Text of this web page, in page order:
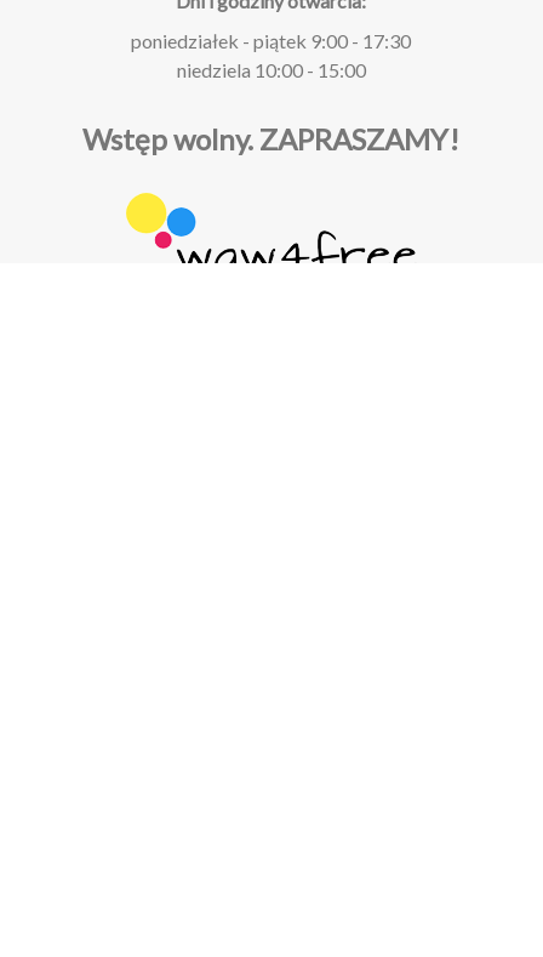
poniedziałek - piątek 9:00 - 17:30
niedziela 10:00 - 15:00
Wstęp wolny. ZAPRASZAMY!